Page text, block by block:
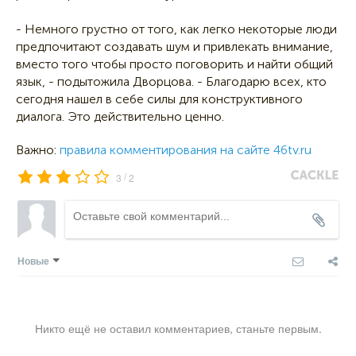
- Немного грустно от того, как легко некоторые люди
предпочитают создавать шум и привлекать внимание,
вместо того чтобы просто поговорить и найти общий
язык, - подытожила Дворцова. - Благодарю всех, кто
сегодня нашел в себе силы для конструктивного
диалога. Это действительно ценно.
Важно: правила комментирования на сайте 46tv.ru
3 /2
Новые
Никто ещё не оставил комментариев, станьте первым.